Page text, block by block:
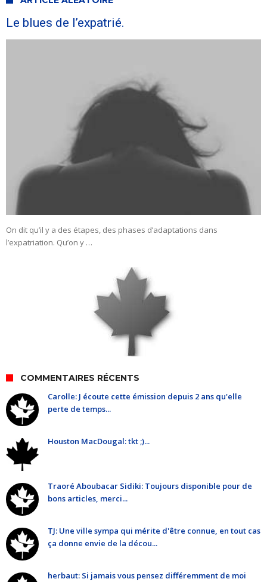
Le blues de l’expatrié.
On dit qu’il y a des étapes, des phases d’adaptations dans
l’expatriation. Qu’on y …
COMMENTAIRES RÉCENTS
Carolle: J écoute cette émission depuis 2 ans qu'elle
perte de temps...
Houston MacDougal: tkt ;)...
Traoré Aboubacar Sidiki: Toujours disponible pour de
bons articles, merci...
TJ: Une ville sympa qui mérite d'être connue, en tout cas
ça donne envie de la décou...
herbaut: Si jamais vous pensez différemment de moi